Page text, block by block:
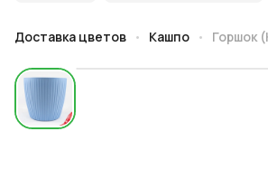
Доставка цветов Кашпо Горшок